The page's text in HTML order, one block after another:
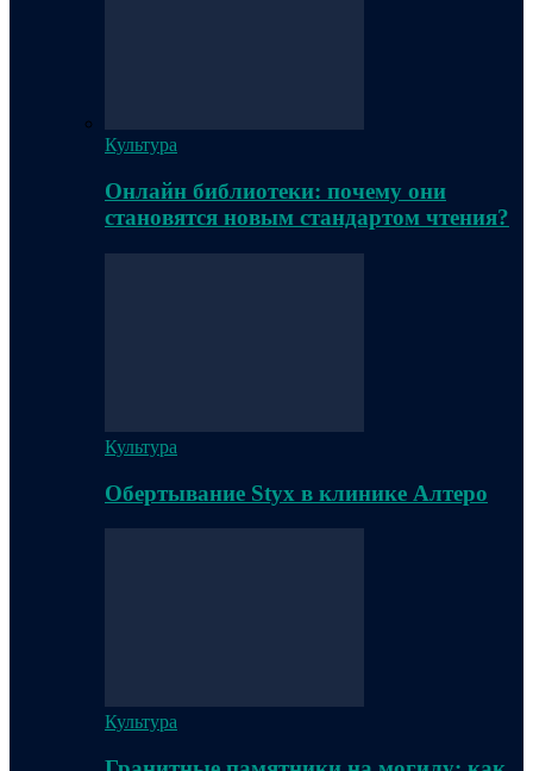
Культура
Онлайн библиотеки: почему они
становятся новым стандартом чтения?
Культура
Обертывание Styx в клинике Алтеро
Культура